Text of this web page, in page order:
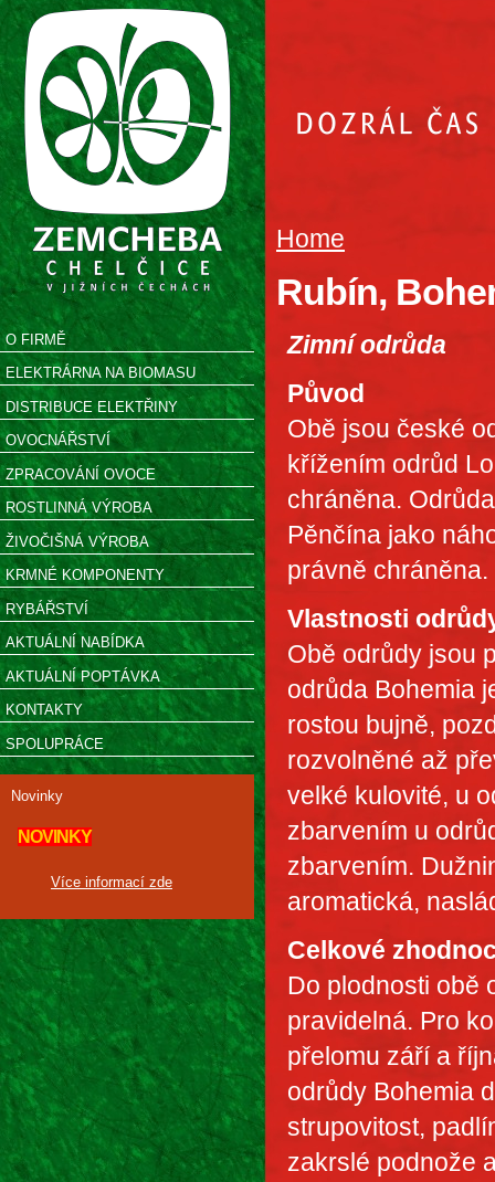
O FIRMĚ
ELEKTRÁRNA NA BIOMASU
DISTRIBUCE ELEKTŘINY
OVOCNÁŘSTVÍ
ZPRACOVÁNÍ OVOCE
ROSTLINNÁ VÝROBA
ŽIVOČIŠNÁ VÝROBA
KRMNÉ KOMPONENTY
RYBÁŘSTVÍ
AKTUÁLNÍ NABÍDKA
AKTUÁLNÍ POPTÁVKA
KONTAKTY
SPOLUPRÁCE
Novinky
NOVINKY
Více informací zde
Home
Rubín,
Zimní odrůda
Původ
Obě jsou české
křížením odrůd
chráněna.
Pěnčína jako
právně chráněna.
Vlastnosti
Obě odrůdy jsou
odrůda Bohemia
rostou bujně,
rozvolněné až
velké kulovité, u
zbarvením u
zbarvením.
aromatická,
Celkové
Do plodnosti obě
pravidelná. Pro
přelomu září a
odrůdy Bohemia
strupovitost,
zakrslé podnože